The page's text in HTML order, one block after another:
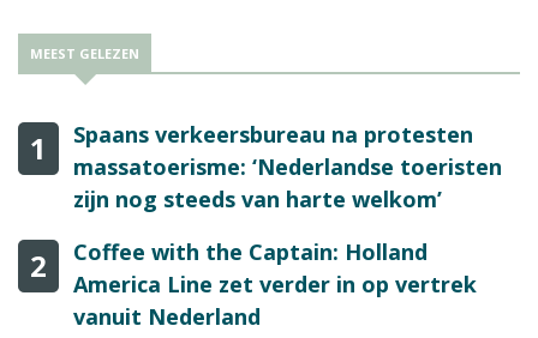
MEEST GELEZEN
1
Spaans verkeersbureau na protesten
massatoerisme: ‘Nederlandse toeristen
zijn nog steeds van harte welkom’
2
Coffee with the Captain: Holland
America Line zet verder in op vertrek
vanuit Nederland